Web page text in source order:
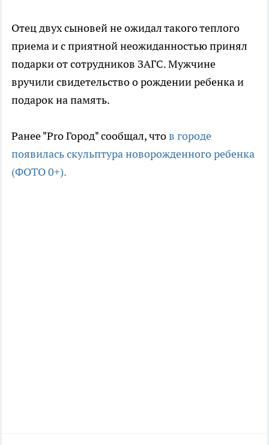
Отец двух сыновей не ожидал такого теплого
приема и с приятной неожиданностью принял
подарки от сотрудников ЗАГС. Мужчине
вручили свидетельство о рождении ребенка и
подарок на память.
Ранее "Pro Город" сообщал, чтов городе
появилась скульптура новорожденного ребенка
(ФОТО 0+).